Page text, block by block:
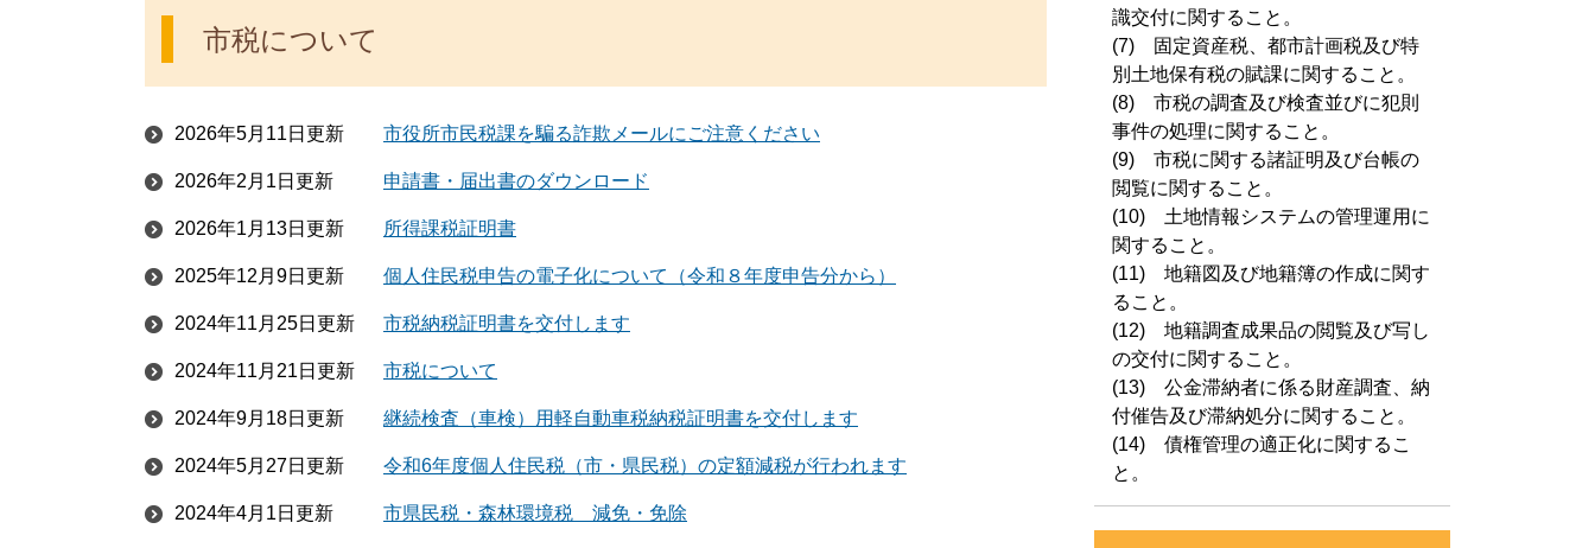
市税について
2026年5月11日更新 市役所市民税課を騙る詐欺メールにご注意ください
2026年2月1日更新 申請書・届出書のダウンロード
2026年1月13日更新 所得課税証明書
2025年12月9日更新 個人住民税申告の電子化について（令和８年度申告分から）
2024年11月25日更新 市税納税証明書を交付します
2024年11月21日更新 市税について
2024年9月18日更新 継続検査（車検）用軽自動車税納税証明書を交付します
2024年5月27日更新 令和6年度個人住民税（市・県民税）の定額減税が行われます
2024年4月1日更新 市県民税・森林環境税 減免・免除
識交付に関すること。
(7) 固定資産税、都市計画税及び特
別土地保有税の賦課に関すること。
(8) 市税の調査及び検査並びに犯則
事件の処理に関すること。
(9) 市税に関する諸証明及び台帳の
閲覧に関すること。
(10) 土地情報システムの管理運用に
関すること。
(11) 地籍図及び地籍簿の作成に関す
ること。
(12) 地籍調査成果品の閲覧及び写し
の交付に関すること。
(13) 公金滞納者に係る財産調査、納
付催告及び滞納処分に関すること。
(14) 債権管理の適正化に関するこ
と。